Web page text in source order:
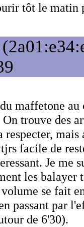
tôt le matin
maffetone au
trouve des
mais
facile de
Je me
les balayer
se fait
passant par
de 6'30).